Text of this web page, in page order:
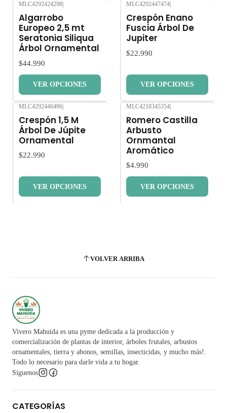
MLC4292424298
Algarrobo
Europeo 2,5 mt
Seratonia Siliqua
Árbol Ornamental
$44.990
VER OPCIONES
MLC4292447474
Crespón Enano
Fuscia Árbol De
Jupiter
$22.990
VER OPCIONES
MLC4292446496|
Crespón 1,5 M
Árbol De Júpite
Ornamental
$22.990
VER OPCIONES
MLC4218345354|
Romero Castilla
Arbusto
Ornmantal
Aromático
$4.990
VER OPCIONES
VOLVER ARRIBA
Vivero Mahuida es una pyme dedicada a la producción y
comercialización de plantas de interior, árboles frutales, arbustos
ornamentales, tierra y abonos, semillas, insecticidas, y mucho más!.
Todo lo necesario para darle vida a tu hogar.
Síguenos
CATEGORÍAS